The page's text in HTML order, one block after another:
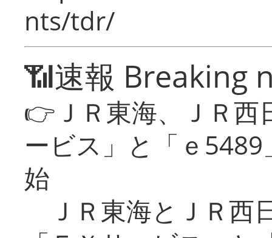
nts/tdr/
📶速報 Breaking
👉ＪＲ東海、ＪＲ
ービス」と「ｅ
始
ＪＲ東海とＪＲ西